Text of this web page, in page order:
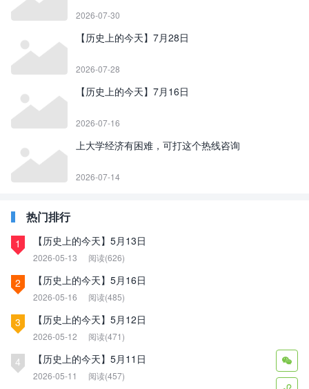
2026-07-30
【历史上的今天】7月28日
2026-07-28
【历史上的今天】7月16日
2026-07-16
上大学经济有困难，可打这个热线咨询
2026-07-14
热门排行
1 【历史上的今天】5月13日
2026-05-13 阅读(626)
2 【历史上的今天】5月16日
2026-05-16 阅读(485)
3 【历史上的今天】5月12日
2026-05-12 阅读(471)
4 【历史上的今天】5月11日
2026-05-11 阅读(457)
